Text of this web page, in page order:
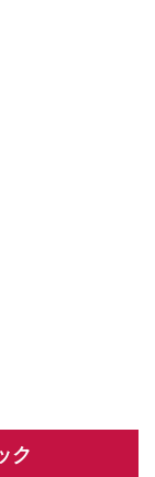
ク